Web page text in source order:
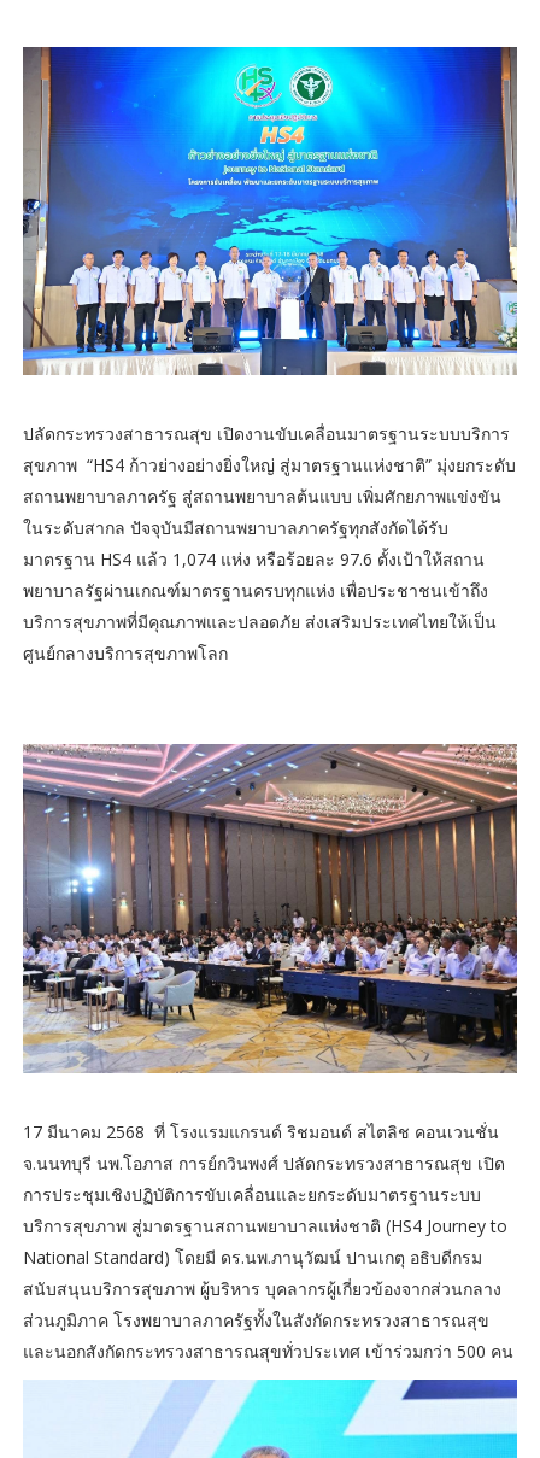
ปลัดกระทรวงสาธารณสุข เปิดงานขับเคลื่อนมาตรฐานระบบบริการ
สุขภาพ “HS4 ก้าวย่างอย่างยิ่งใหญ่ สู่มาตรฐานแห่งชาติ” มุ่งยกระดับ
สถานพยาบาลภาครัฐ สู่สถานพยาบาลต้นแบบ เพิ่มศักยภาพแข่งขัน
ในระดับสากล ปัจจุบันมีสถานพยาบาลภาครัฐทุกสังกัดได้รับ
มาตรฐาน HS4 แล้ว 1,074 แห่ง หรือร้อยละ 97.6 ตั้งเป้าให้สถาน
พยาบาลรัฐผ่านเกณฑ์มาตรฐานครบทุกแห่ง เพื่อประชาชนเข้าถึง
บริการสุขภาพที่มีคุณภาพและปลอดภัย ส่งเสริมประเทศไทยให้เป็น
ศูนย์กลางบริการสุขภาพโลก
17 มีนาคม 2568 ที่ โรงแรมแกรนด์ ริชมอนด์ สไตลิช คอนเวนชั่น
จ.นนทบุรี นพ.โอภาส การย์กวินพงศ์ ปลัดกระทรวงสาธารณสุข เปิด
การประชุมเชิงปฏิบัติการขับเคลื่อนและยกระดับมาตรฐานระบบ
บริการสุขภาพ สู่มาตรฐานสถานพยาบาลแห่งชาติ (HS4 Journey to
National Standard) โดยมี ดร.นพ.ภานุวัฒน์ ปานเกตุ อธิบดีกรม
สนับสนุนบริการสุขภาพ ผู้บริหาร บุคลากรผู้เกี่ยวข้องจากส่วนกลาง
ส่วนภูมิภาค โรงพยาบาลภาครัฐทั้งในสังกัดกระทรวงสาธารณสุข
และนอกสังกัดกระทรวงสาธารณสุขทั่วประเทศ เข้าร่วมกว่า 500 คน